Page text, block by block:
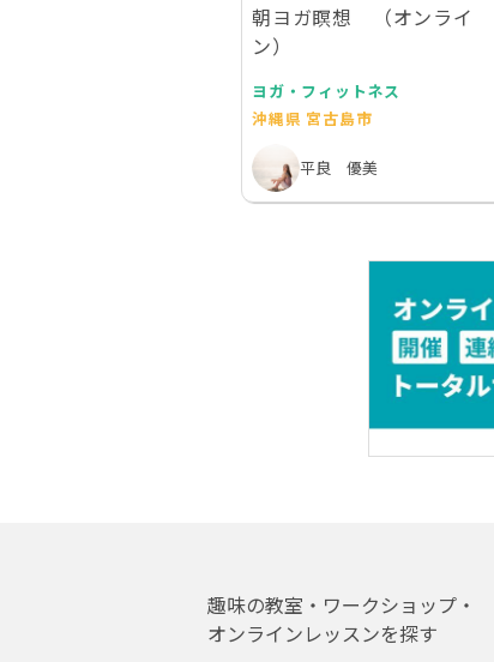
朝ヨガ瞑想 （オンライ
ン）
ヨガ・フィットネス
沖縄県 宮古島市
平良 優美
趣味の教室・ワークショップ・
オンラインレッスンを探す